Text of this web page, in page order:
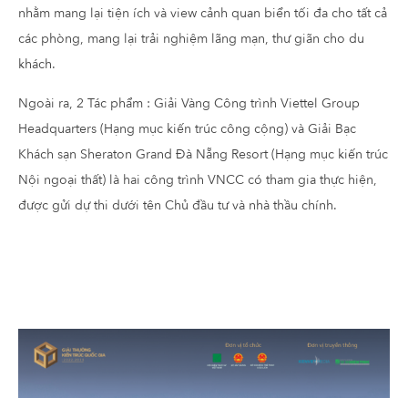
nhằm mang lại tiện ích và view cảnh quan biển tối đa cho tất cả
các phòng, mang lại trải nghiệm lãng mạn, thư giãn cho du
khách.
Ngoài ra, 2 Tác phẩm : Giải Vàng Công trình Viettel Group
Headquarters (Hạng mục kiến trúc công cộng) và Giải Bạc
Khách sạn Sheraton Grand Đà Nẵng Resort (Hạng mục kiến trúc
Nội ngoại thất) là hai công trình VNCC có tham gia thực hiện,
được gửi dự thi dưới tên Chủ đầu tư và nhà thầu chính.